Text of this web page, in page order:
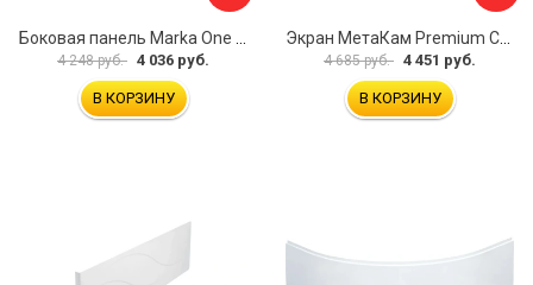
Боковая панель Marka One Flat 80 MG L 02бфл80мгл
4 248 руб. 4 036 руб.
В КОРЗИНУ
Экран МетаКам Premium Collection 4650208860133
4 685 руб. 4 451 руб.
В КОРЗИНУ